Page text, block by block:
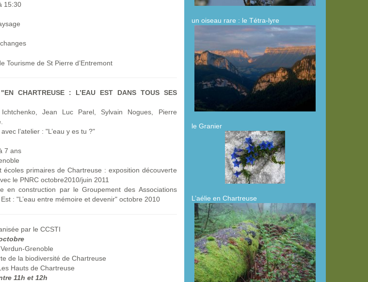
15:30
Tourisme de St Pierre d’Entremont
CHARTREUSE : L’EAU EST DANS TOUS SES
Jean Luc Parel, Sylvain Nogues, Pierre
l’atelier : "L’eau y es tu ?"
7 ans
écoles primaires de Chartreuse : exposition découverte
le PNRC octobre2010/juin 2011
en construction par le Groupement des Associations
: "L’eau entre mémoire et devenir" octobre 2010
par le CCSTI
Grenoble
de la biodiversité de Chartreuse
Hauts de Chartreuse
11h et 12h
un oiseau rare : le Tétra-lyre
le Granier
L’aélie en Chartreuse